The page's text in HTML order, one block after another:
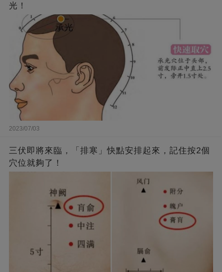
光！
2023/07/03
三伏即將來臨，「排寒」快點安排起來，記住按2個
穴位就夠了！